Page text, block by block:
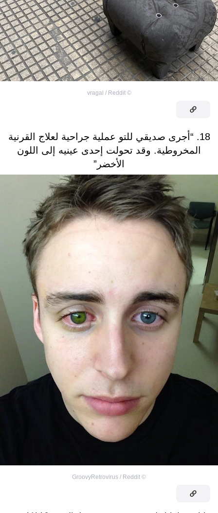
©
vragal / Reddit
18. “أجرى صديقي للتو عملية جراحية لعلاج القرنية
المخروطية. وقد تحولت إحدى عينيه إلى اللون
الأخضر”
©
GroovyRetrovirus / Reddit